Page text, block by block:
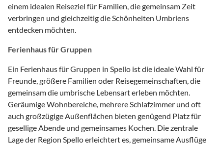
einem idealen Reiseziel für Familien, die gemeinsam Zeit
verbringen und gleichzeitig die Schönheiten Umbriens
entdecken möchten.
Ferienhaus für Gruppen
Ein Ferienhaus für Gruppen in Spello ist die ideale Wahl für
Freunde, größere Familien oder Reisegemeinschaften, die
gemeinsam die umbrische Lebensart erleben möchten.
Geräumige Wohnbereiche, mehrere Schlafzimmer und oft
auch großzügige Außenflächen bieten genügend Platz für
gesellige Abende und gemeinsames Kochen. Die zentrale
Lage der Region Spello erleichtert es, gemeinsame Ausflüge